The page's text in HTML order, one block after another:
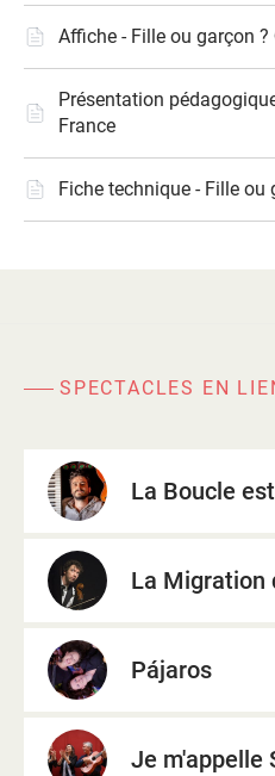
Affiche - Fille ou garçon
Présentation
France
Fiche technique - Fille ou
SPECTACLES EN
La Boucle
La Migration
Pájaros
Je m'appelle